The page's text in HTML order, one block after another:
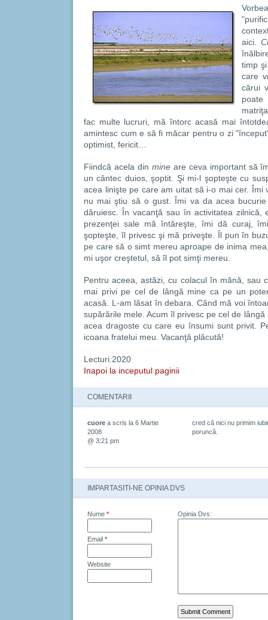
aici.
timp
care
cărui
fac multe lucruri, mă întorc acasă mai
amintesc cum e să fi măcar pentru o zi
optimist, fericit…
Fiindcă acela din mineare ceva important să
un cântec duios, şoptit. Şi mi-l şopteşte cu
acea linişte pe care am uitat să i-o mai cer. Îmi
nu mai ştiu să o gust. Îmi va da acea
dăruiesc. În vacanţă sau în activitatea zilnică,
prezenţei sale mă întăreşte, îmi dă curaj,
şopteşte, îl privesc şi mă priveşte. Îl pun în
pe care să o simt mereu aproape de inima
mi uşor creştetul, să îl pot simţi mereu.
Pentru aceea, astăzi, cu colacul în mână, sau
mai privi pe cel de lângă mine ca pe un
acasă. L-am lăsat în debara. Când mă voi
supărările mele. Acum îl privesc pe cel de
acea dragoste cu care eu însumi sunt privit.
icoana fratelui meu. Vacanţă plăcută!
Lecturi:2020
Inapoi la inceputul paginii
COMENTARII
cred că nici nu primim
poruncă.
cuore a scris la 6 Martie
2008
@ 3:21 pm
IMPARTASITI-NE OPINIA DVS
Nume *
Email *
Website
Opinia Dvs: